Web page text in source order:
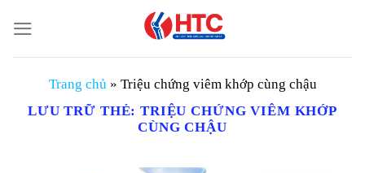
đến
nội
Trang chủ » Triệu chứng viêm khớp cùng chậu
LƯU TRỮ THẺ:TRIỆU CHỨNG VIÊM KHỚP
CÙNG CHẬU